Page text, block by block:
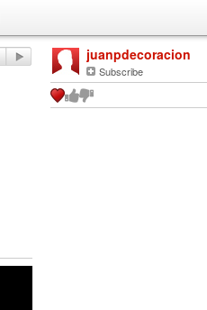
juanpdecoracion
Subscribe